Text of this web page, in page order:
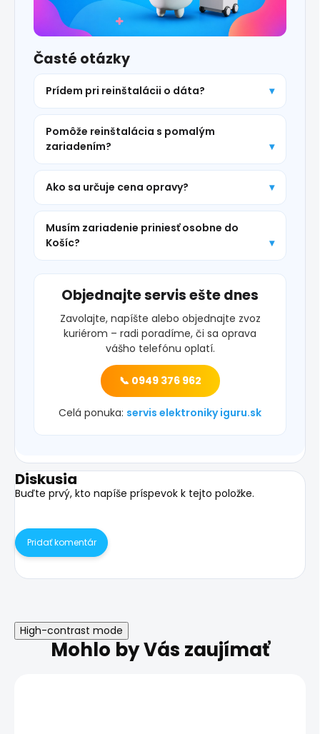
Časté otázky
Prídem pri reinštalácii o dáta?
Pomôže reinštalácia s pomalým
zariadením?
Ako sa určuje cena opravy?
Musím zariadenie priniesť osobne do
Košíc?
Objednajte servis ešte dnes
Zavolajte, napíšte alebo objednajte zvoz
kuriérom – radi poradíme, či sa oprava
vášho telefónu oplatí.
📞 0949 376 962
Celá ponuka: servis elektroniky iguru.sk
Diskusia
Buďte prvý, kto napíše príspevok k tejto položke.
Pridať komentár
High-contrast mode
Mohlo by Vás zaujímať